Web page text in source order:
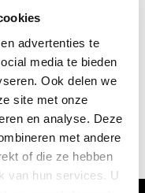
advertenties te
media te bieden
Ook delen we
site met onze
en analyse. Deze
met andere
of die ze hebben
van hun services. U
kaart vol
zich vroeger overal
ook op andere
door jouw